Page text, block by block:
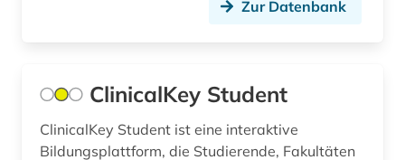
alkohol (2)
Zur Datenbank
ClinicalKey Student
ClinicalKey Student ist eine interaktive
Bildungsplattform, die Studierende, Fakultäten